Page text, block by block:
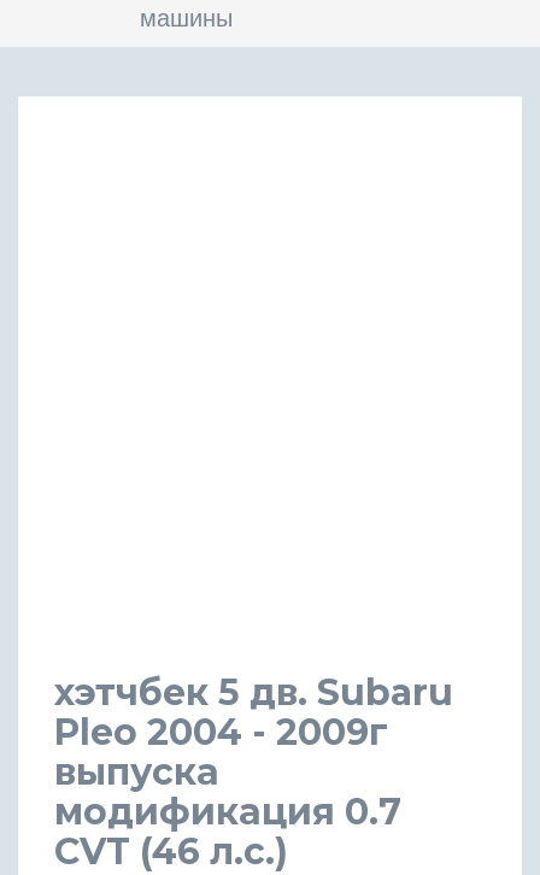
машины
хэтчбек 5 дв. Subaru
Pleo 2004 - 2009г
выпуска
модификация 0.7
CVT (46 л.с.)